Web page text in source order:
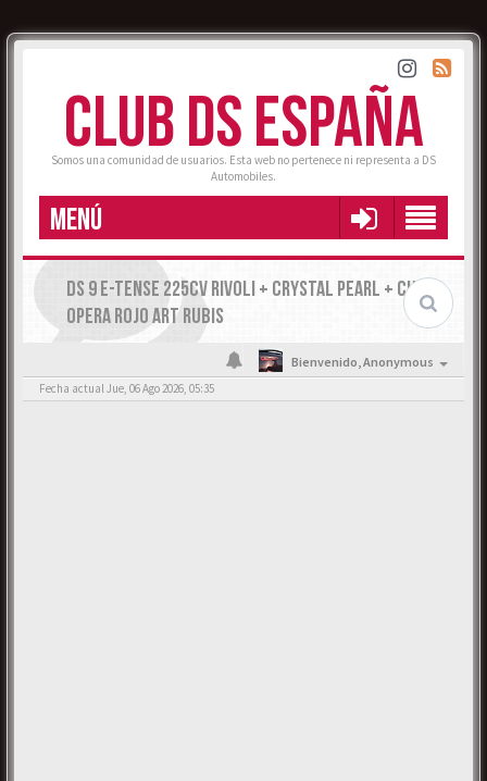
CLUB DS ESPAÑA
Somos una comunidad de usuarios. Esta web no pertenece ni representa a DS
Automobiles.
MENÚ
DS 9 E-TENSE 225CV RIVOLI + CRYSTAL PEARL + CUERO
OPERA ROJO ART RUBIS
Bienvenido,Anonymous
Fecha actual Jue, 06 Ago 2026, 05:35